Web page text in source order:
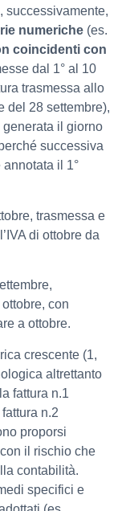
successivamente,
numeriche (es.
coincidenti con
dal 1° al 10
trasmessa allo
del 28 settembre),
il giorno
successiva
il 1°
trasmessa e
di ottobre da
con
a ottobre.
crescente (1,
altrettanto
fattura n.1
n.2
proporsi
il rischio che
contabilità.
specifici e